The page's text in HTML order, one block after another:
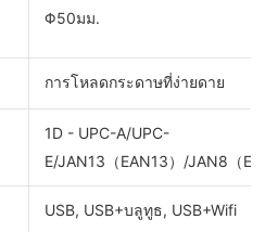
Φ50มม.
การโหลดกระดาษที่ง่ายดาย
1D - UPC-A/UPC-
E/JAN13（EAN13）/JAN8（
USB, USB+บลูทูธ, USB+Wifi